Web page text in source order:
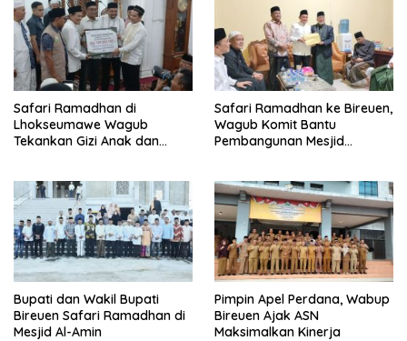
Safari Ramadhan di
Lhokseumawe Wagub
Tekankan Gizi Anak dan
Safari Ramadhan ke Bireuen,
Wagub Komit Bantu
Pembangunan Mesjid
Bupati dan Wakil Bupati
Bireuen Safari Ramadhan di
Mesjid Al-Amin
Pimpin Apel Perdana, Wabup
Bireuen Ajak ASN
Maksimalkan Kinerja